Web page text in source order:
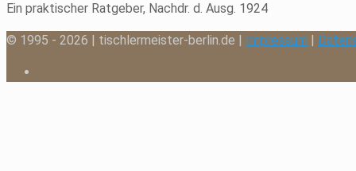
Ein praktischer Ratgeber, Nachdr. d. Ausg. 1924
© 1995 - 2026 | tischlermeister-berlin.de | Impressum